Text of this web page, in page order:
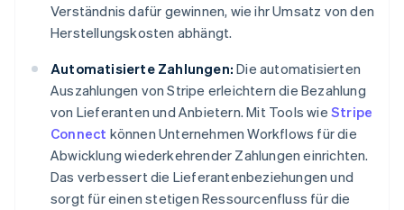
Verständnis dafür gewinnen, wie ihr Umsatz von den
Herstellungskosten abhängt.
Automatisierte Zahlungen: Die automatisierten
Auszahlungen von Stripe erleichtern die Bezahlung
von Lieferanten und Anbietern. Mit Tools wieStripe
Connect können Unternehmen Workflows für die
Abwicklung wiederkehrender Zahlungen einrichten.
Das verbessert die Lieferantenbeziehungen und
sorgt für einen stetigen Ressourcenfluss für die